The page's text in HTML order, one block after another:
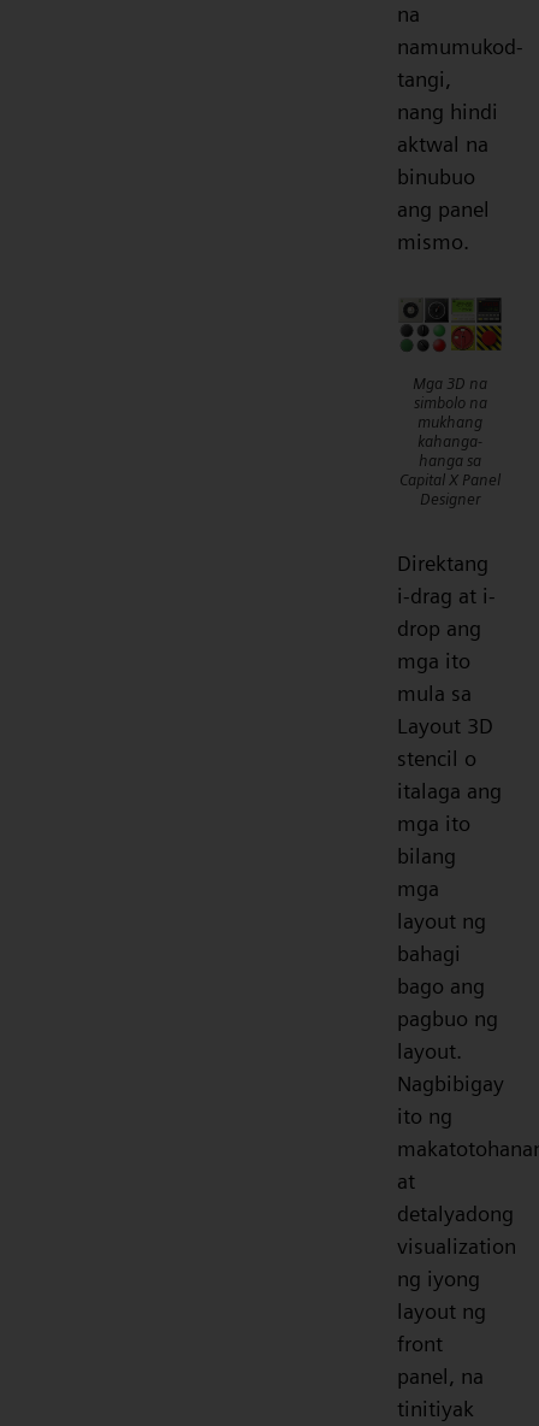
na
namumukod-
tangi,
nang hindi
aktwal na
binubuo
ang panel
mismo.
Mga 3D na
simbolo na
mukhang
kahanga-
hanga sa
Capital X Panel
Designer
Direktang
i-drag at i-
drop ang
mga ito
mula sa
Layout 3D
stencil o
italaga ang
mga ito
bilang
mga
layout ng
bahagi
bago ang
pagbuo ng
layout.
Nagbibigay
ito ng
at
detalyadong
visualization
ng iyong
layout ng
front
panel, na
tinitiyak